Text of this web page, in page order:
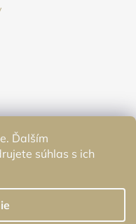
Ďalším
súhlas s ich